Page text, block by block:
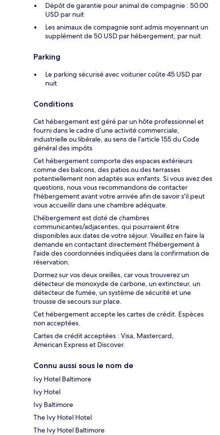
Dépôt de garantie pour animal de compagnie : 50.00
USD par nuit
Les animaux de compagnie sont admis moyennant un
supplément de 50 USD par hébergement, par nuit
Parking
Le parking sécurisé avec voiturier coûte 45 USD par
nuit
Conditions
Cet hébergement est géré par un hôte professionnel et
fourni dans le cadre d’une activité commerciale,
industrielle ou libérale, au sens de l’article 155 du Code
général des impôts
Cet hébergement comporte des espaces extérieurs
comme des balcons, des patios ou des terrasses
potentiellement non adaptés aux enfants. Si vous avez des
questions, nous vous recommandons de contacter
l'hébergement avant votre arrivée afin de savoir s'il peut
vous accueillir dans une chambre adéquate.
L'hébergement est doté de chambres
communicantes/adjacentes, qui pourraient être
disponibles aux dates de votre séjour. Veuillez en faire la
demande en contactant directement l'hébergement à
l'aide des coordonnées indiquées dans la confirmation de
réservation.
Dormez sur vos deux oreilles, car vous trouverez un
détecteur de monoxyde de carbone, un extincteur, un
détecteur de fumée, un système de sécurité et une
trousse de secours sur place.
Cet hébergement accepte les cartes de crédit. Espèces
non acceptées.
Cartes de crédit acceptées : Visa, Mastercard,
American Express et Discover.
Connu aussi sous le nom de
Ivy Hotel Baltimore
Ivy Hotel
Ivy Baltimore
The Ivy Hotel Hotel
The Ivy Hotel Baltimore